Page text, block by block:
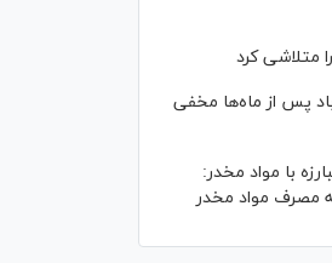
متلاشی کرد
پس از ماه‌ها مخفی
با مواد مخدر:
مصرف مواد مخدر